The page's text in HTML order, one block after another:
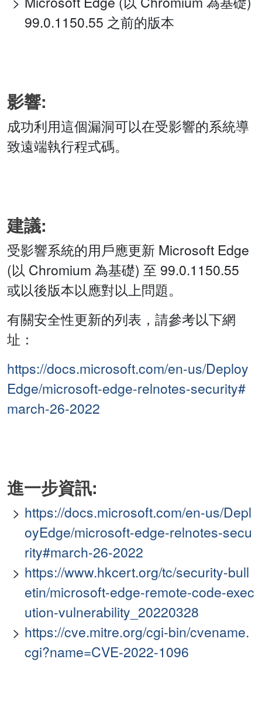
99.0.1150.55 之前的版本
影響:
成功利用這個漏洞可以在受影響的系統導
致遠端執行程式碼。
建議:
受影響系統的用戶應更新 Microsoft Edge
(以 Chromium 為基礎) 至 99.0.1150.55
或以後版本以應對以上問題。
有關安全性更新的列表，請參考以下網
址：
https://docs.microsoft.com/en-us/Deploy
Edge/microsoft-edge-relnotes-security#
march-26-2022
進一步資訊:
https://docs.microsoft.com/en-us/Depl
oyEdge/microsoft-edge-relnotes-secu
rity#march-26-2022
https://www.hkcert.org/tc/security-bull
etin/microsoft-edge-remote-code-exec
ution-vulnerability_20220328
https://cve.mitre.org/cgi-bin/cvename.
cgi?name=CVE-2022-1096